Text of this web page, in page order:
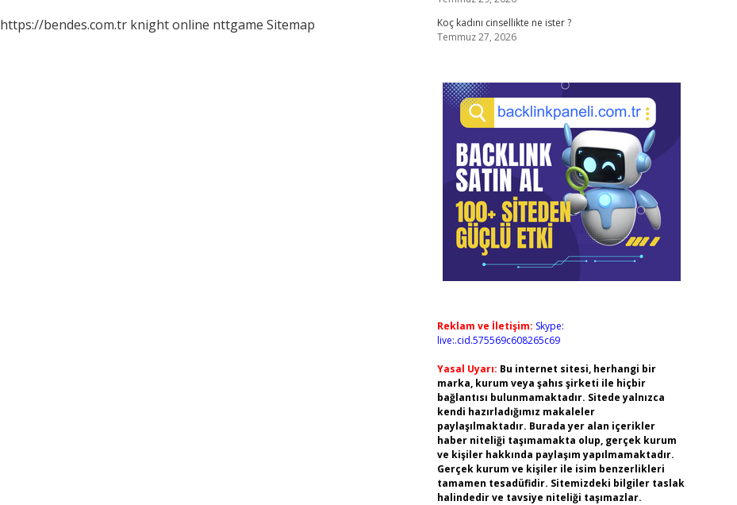
https://bendes.com.tr knight online nttgame Sitemap
Koç kadını cinsellikte ne ister ?
Temmuz 27, 2026
Reklam ve İletişim: Skype:
live:.cid.575569c608265c69
Yasal Uyarı: Bu internet sitesi, herhangi bir
marka, kurum veya şahıs şirketi ile hiçbir
bağlantısı bulunmamaktadır. Sitede yalnızca
kendi hazırladığımız makaleler
paylaşılmaktadır. Burada yer alan içerikler
haber niteliği taşımamakta olup, gerçek kurum
ve kişiler hakkında paylaşım yapılmamaktadır.
Gerçek kurum ve kişiler ile isim benzerlikleri
tamamen tesadüfidir. Sitemizdeki bilgiler taslak
halindedir ve tavsiye niteliği taşımazlar.